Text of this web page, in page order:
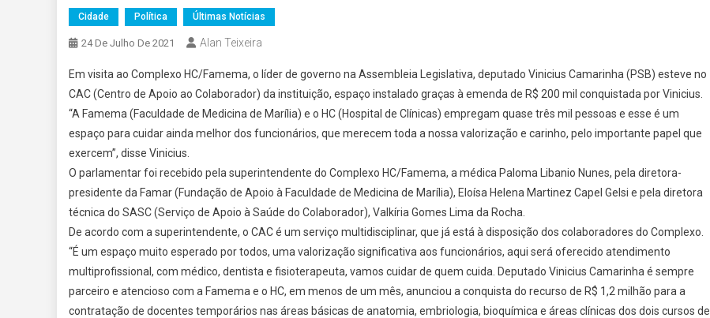
Cidade Política Últimas Notícias
24 De Julho De 2021 Alan Teixeira
Em visita ao Complexo HC/Famema, o líder de governo na Assembleia Legislativa, deputado Vinicius Camarinha (PSB) esteve no
CAC (Centro de Apoio ao Colaborador) da instituição, espaço instalado graças à emenda de R$ 200 mil conquistada por Vinicius.
“A Famema (Faculdade de Medicina de Marília) e o HC (Hospital de Clínicas) empregam quase três mil pessoas e esse é um
espaço para cuidar ainda melhor dos funcionários, que merecem toda a nossa valorização e carinho, pelo importante papel que
exercem”, disse Vinicius.
O parlamentar foi recebido pela superintendente do Complexo HC/Famema, a médica Paloma Libanio Nunes, pela diretora-
presidente da Famar (Fundação de Apoio à Faculdade de Medicina de Marília), Eloísa Helena Martinez Capel Gelsi e pela diretora
técnica do SASC (Serviço de Apoio à Saúde do Colaborador), Valkíria Gomes Lima da Rocha.
De acordo com a superintendente, o CAC é um serviço multidisciplinar, que já está à disposição dos colaboradores do Complexo.
“É um espaço muito esperado por todos, uma valorização significativa aos funcionários, aqui será oferecido atendimento
multiprofissional, com médico, dentista e fisioterapeuta, vamos cuidar de quem cuida. Deputado Vinicius Camarinha é sempre
parceiro e atencioso com a Famema e o HC, em menos de um mês, anunciou a conquista do recurso de R$ 1,2 milhão para a
contratação de docentes temporários nas áreas básicas de anatomia, embriologia, bioquímica e áreas clínicas dos dois cursos de